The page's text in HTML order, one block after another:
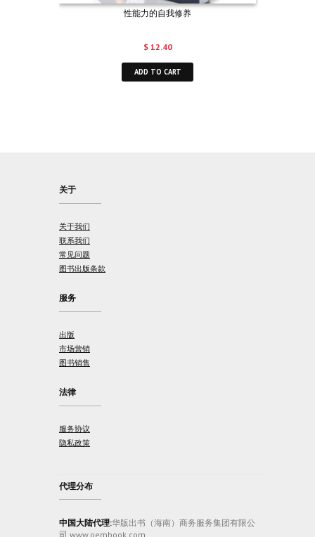
性能力的自我修养
$12.40
ADD TO CART
关于
关于我们
联系我们
常见问题
图书出版条款
服务
出版
市场营销
图书销售
法律
服务协议
隐私政策
代理分布
中国大陆代理:华版出书（海南）商务服务集团有限公
司 www.oembook.com